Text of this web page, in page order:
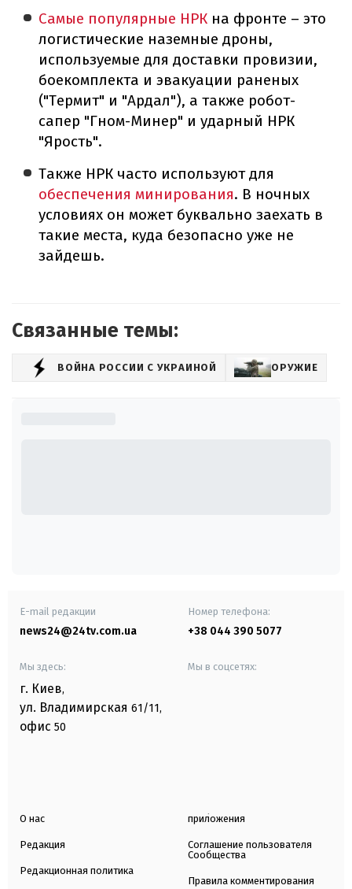
Самые популярные НРК на фронте – это
логистические наземные дроны,
используемые для доставки провизии,
боекомплекта и эвакуации раненых
("Термит" и "Ардал"), а также робот-
сапер "Гном-Минер" и ударный НРК
"Ярость".
Также НРК часто используют для
обеспечения минирования. В ночных
условиях он может буквально заехать в
такие места, куда безопасно уже не
зайдешь.
Связанные темы:
ВОЙНА РОССИИ С УКРАИНОЙ ОРУЖИЕ
E-mail редакции
news24@24tv.com.ua
Номер телефона:
+38 044 390 5077
Мы здесь:
г. Киев,
ул. Владимирская 61/11,
офис 50
Мы в соцсетях:
О нас
Редакция
Редакционная политика
приложения
Соглашение пользователя
Сообщества
Правила комментирования